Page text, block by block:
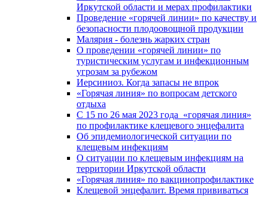
Иркутской области и мерах профилактики
Проведение «горячей линии» по качеству и
безопасности плодоовощной продукции
Малярия - болезнь жарких стран
О проведении «горячей линии» по
туристическим услугам и инфекционным
угрозам за рубежом
Иерсиниоз. Когда запасы не впрок
«Горячая линия» по вопросам детского
отдыха
С 15 по 26 мая 2023 года «горячая линия»
по профилактике клещевого энцефалита
Об эпидемиологической ситуации по
клещевым инфекциям
О ситуации по клещевым инфекциям на
территории Иркутской области
«Горячая линия» по вакцинопрофилактике
Клещевой энцефалит. Время прививаться